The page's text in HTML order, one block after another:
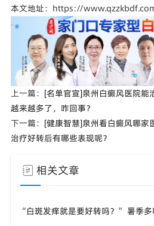
本文地址：https://
上一篇： [名单官宣]泉州白癜风医院能
越来越多了，咋回事？
下一篇： [健康智慧]泉州看白癜风哪家
治疗好转后有哪些表现呢？
相关文章